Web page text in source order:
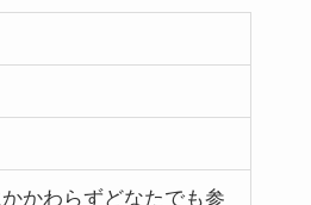
かわらずどなたでも参